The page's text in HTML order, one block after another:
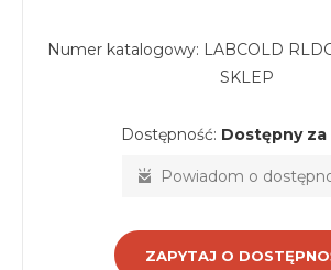
Numer katalogowy: LABCOLD
SKLEP
Dostępność: Dostępny za
Powiadom o
ZAPYTAJ O